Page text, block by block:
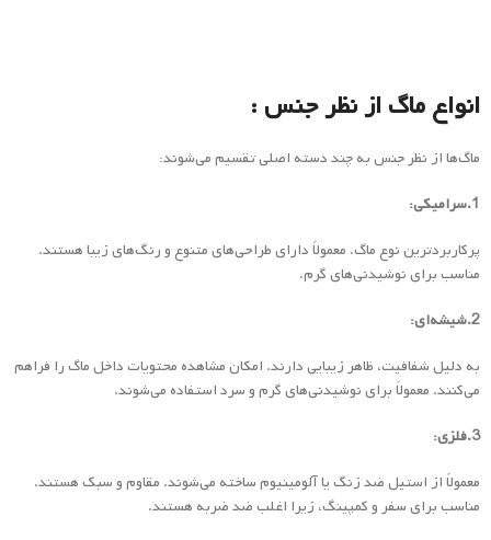
انواع ماگ از نظر جنس :
ماگ‌ها از نظر جنس به چند دسته اصلی تقسیم می‌شوند:
1.سرامیکی:
پرکاربردترین نوع ماگ. معمولاً دارای طراحی‌های متنوع و رنگ‌های زیبا هستند.
مناسب برای نوشیدنی‌های گرم.
2.شیشه‌ای:
به دلیل شفافیت، ظاهر زیبایی دارند. امکان مشاهده محتویات داخل ماگ را فراهم
می‌کنند. معمولاً برای نوشیدنی‌های گرم و سرد استفاده می‌شوند.
3.فلزی:
معمولاً از استیل ضد زنگ یا آلومینیوم ساخته می‌شوند. مقاوم و سبک هستند.
مناسب برای سفر و کمپینگ، زیرا اغلب ضد ضربه هستند.